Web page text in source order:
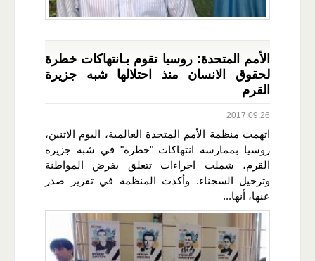
الأمم المتحدة: روسيا تقوم بـانتهاكات خطرة
لحقوق الانسان منذ احتلالها شبه جزيرة
القرم
2017.09.26
اتهمت منظمة الأمم المتحدة العالمية، اليوم الاثنين،
روسيا بممارسة انتهاكات "خطرة" في شبه جزيرة
القرم، شملت اجراءات تتعلق بفرض المواطنة
وترحيل السجناء. وأكدت المنظمة في تقرير صدر
عنها، أنها...